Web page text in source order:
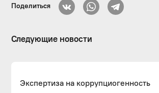
Поделиться
Следующие новости
Экспертиза на коррупциогенность